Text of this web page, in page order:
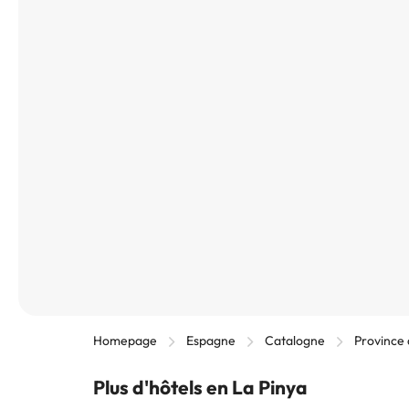
Homepage Espagne Catalogne Province
Plus d'hôtels en La Pinya